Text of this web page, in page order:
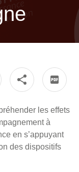
les effets
à
en s’appuyant
des dispositifs